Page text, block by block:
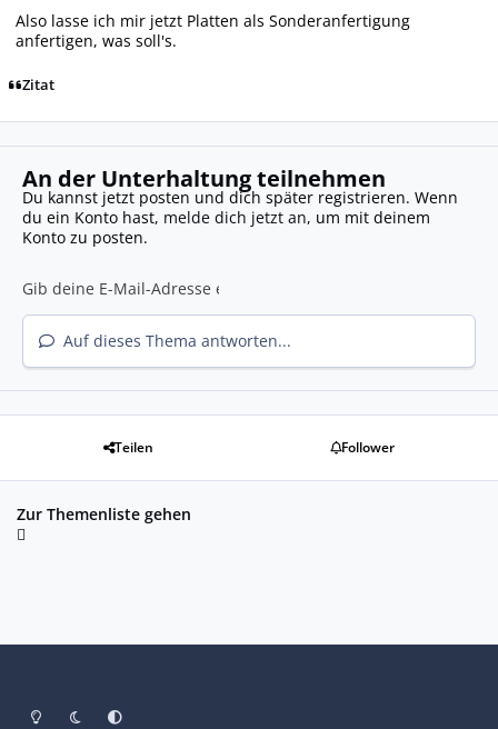
Also lasse ich mir jetzt Platten als Sonderanfertigung
anfertigen, was soll's.
Zitat
An der Unterhaltung teilnehmen
Du kannst jetzt posten und dich später registrieren. Wenn
du ein Konto hast, melde dich jetzt an, um mit deinem
Konto zu posten.
Auf dieses Thema antworten...
Teilen Follower
Zur Themenliste gehen
Heller ModusDunkler Modus
Systemeinstellung